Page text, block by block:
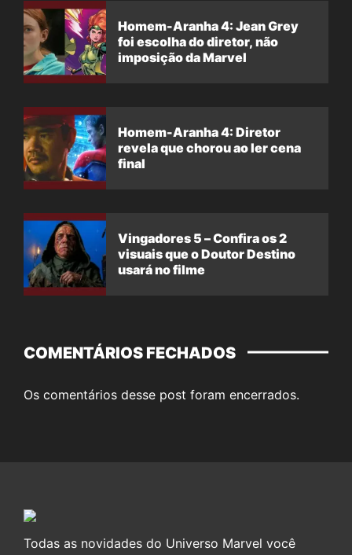
Homem-Aranha 4: Jean Grey
foi escolha do diretor, não
imposição da Marvel
Homem-Aranha 4: Diretor
revela que chorou ao ler cena
final
Vingadores 5 – Confira os 2
visuais que o Doutor Destino
usará no filme
COMENTÁRIOS FECHADOS
Os comentários desse post foram encerrados.
Todas as novidades do Universo Marvel você